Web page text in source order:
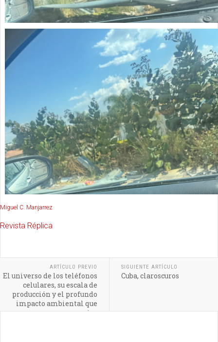
Miguel C. Manjarrez
Revista Réplica
ARTÍCULO PREVIO
El universo de los teléfonos
celulares, su escala de
producción y el profundo
impacto ambiental que
generan en nuestro
SIGUIENTE ARTÍCULO
Cuba, claroscuros